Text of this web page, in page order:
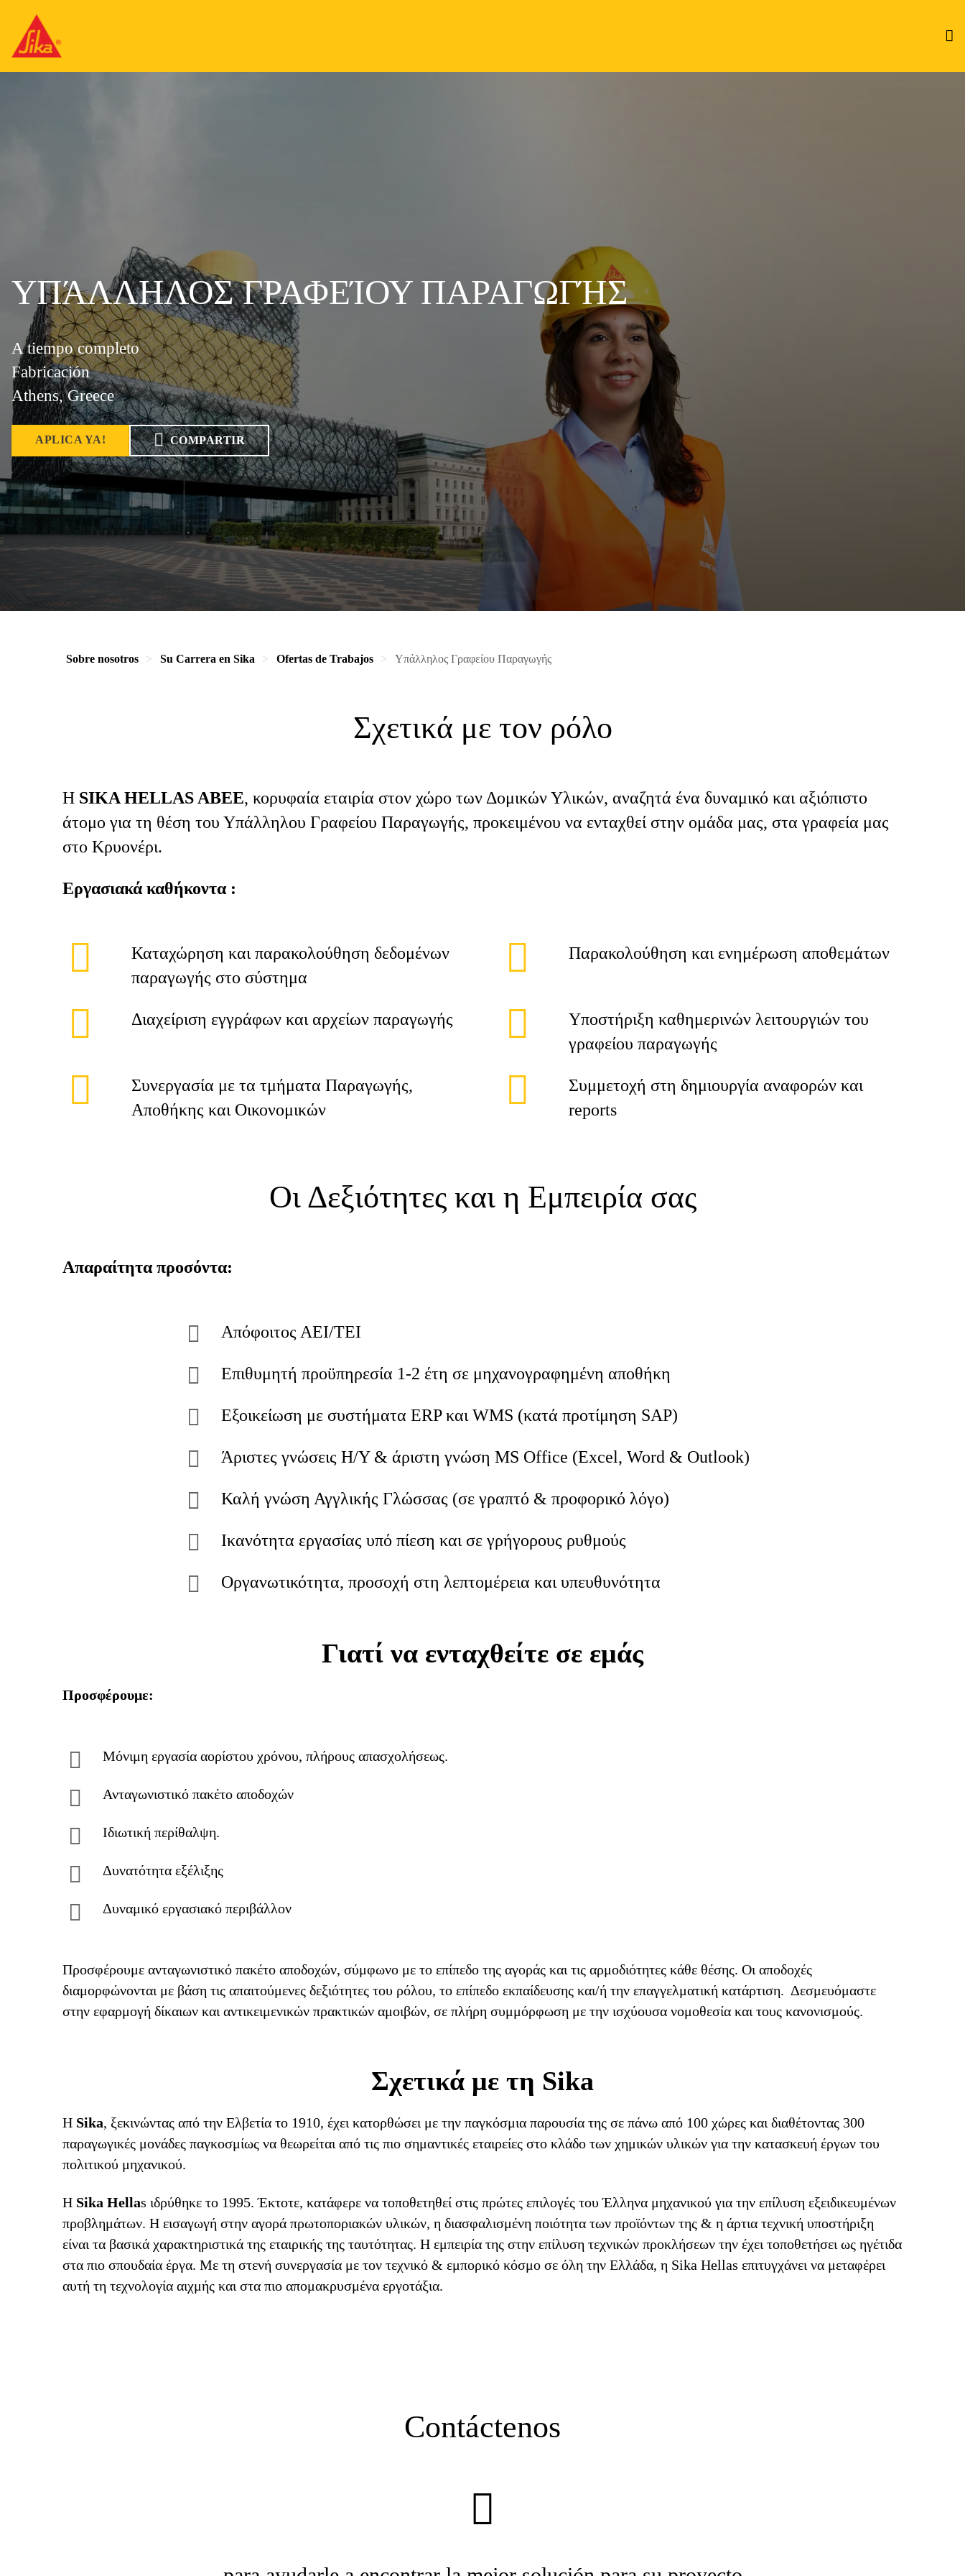
ΥΠΆΛΛΗΛΟΣ ΓΡΑΦΕΊΟΥ ΠΑΡΑΓΩΓΉΣ
A tiempo completo
Fabricación
Athens, Greece
APLICA YA! COMPARTIR
Sobre nosotros Su Carrera en Sika Ofertas de Trabajos Υπάλληλος Γραφείου Παραγωγής
Σχετικά με τον ρόλο
Η SIKA HELLAS ABEE, κορυφαία εταιρία στον χώρο των Δομικών Υλικών, αναζητά ένα δυναμικό και αξιόπιστο
άτομο για τη θέση του Υπάλληλου Γραφείου Παραγωγής, προκειμένου να ενταχθεί στην ομάδα μας, στα γραφεία μας
στο Κρυονέρι.
Εργασιακά καθήκοντα :
Καταχώρηση και παρακολούθηση δεδομένων
παραγωγής στο σύστημα
Παρακολούθηση και ενημέρωση αποθεμάτων
Διαχείριση εγγράφων και αρχείων παραγωγής
Υποστήριξη καθημερινών λειτουργιών του
γραφείου παραγωγής
Συνεργασία με τα τμήματα Παραγωγής,
Αποθήκης και Οικονομικών
Συμμετοχή στη δημιουργία αναφορών και
reports
Οι Δεξιότητες και η Εμπειρία σας
Απαραίτητα προσόντα:
Απόφοιτος ΑΕΙ/ΤΕΙ
Επιθυμητή προϋπηρεσία 1-2 έτη σε μηχανογραφημένη αποθήκη
Εξοικείωση με συστήματα ERP και WMS (κατά προτίμηση SAP)
Άριστες γνώσεις Η/Υ & άριστη γνώση MS Office (Excel, Word & Outlook)
Καλή γνώση Αγγλικής Γλώσσας (σε γραπτό & προφορικό λόγο)
Ικανότητα εργασίας υπό πίεση και σε γρήγορους ρυθμούς
Οργανωτικότητα, προσοχή στη λεπτομέρεια και υπευθυνότητα
Γιατί να ενταχθείτε σε εμάς
Προσφέρουμε:
Μόνιμη εργασία αορίστου χρόνου, πλήρους απασχολήσεως.
Ανταγωνιστικό πακέτο αποδοχών
Ιδιωτική περίθαλψη.
Δυνατότητα εξέλιξης
Δυναμικό εργασιακό περιβάλλον
Προσφέρουμε ανταγωνιστικό πακέτο αποδοχών, σύμφωνο με το επίπεδο της αγοράς και τις αρμοδιότητες κάθε θέσης. Οι αποδοχές
διαμορφώνονται με βάση τις απαιτούμενες δεξιότητες του ρόλου, το επίπεδο εκπαίδευσης και/ή την επαγγελματική κατάρτιση. Δεσμευόμαστε
στην εφαρμογή δίκαιων και αντικειμενικών πρακτικών αμοιβών, σε πλήρη συμμόρφωση με την ισχύουσα νομοθεσία και τους κανονισμούς.
Σχετικά με τη Sika
H Sika, ξεκινώντας από την Ελβετία το 1910, έχει κατορθώσει με την παγκόσμια παρουσία της σε πάνω από 100 χώρες και διαθέτοντας 300
παραγωγικές μονάδες παγκοσμίως να θεωρείται από τις πιο σημαντικές εταιρείες στο κλάδο των χημικών υλικών για την κατασκευή έργων του
πολιτικού μηχανικού.
H Sika Hellas ιδρύθηκε το 1995. Έκτοτε, κατάφερε να τοποθετηθεί στις πρώτες επιλογές του Έλληνα μηχανικού για την επίλυση εξειδικευμένων
προβλημάτων. Η εισαγωγή στην αγορά πρωτοποριακών υλικών, η διασφαλισμένη ποιότητα των προϊόντων της & η άρτια τεχνική υποστήριξη
είναι τα βασικά χαρακτηριστικά της εταιρικής της ταυτότητας. Η εμπειρία της στην επίλυση τεχνικών προκλήσεων την έχει τοποθετήσει ως ηγέτιδα
στα πιο σπουδαία έργα. Με τη στενή συνεργασία με τον τεχνικό & εμπορικό κόσμο σε όλη την Ελλάδα, η Sika Hellas επιτυγχάνει να μεταφέρει
αυτή τη τεχνολογία αιχμής και στα πιο απομακρυσμένα εργοτάξια.
Contáctenos